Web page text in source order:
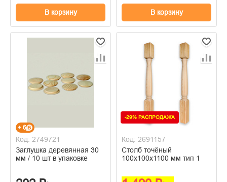
В корзину В корзину
+ 6
Код: 2749721
Заглушка деревянная 30
мм / 10 шт в упаковке
-29% РАСПРОДАЖА
Код: 2691157
Столб точёный
100х100х1100 мм тип 1